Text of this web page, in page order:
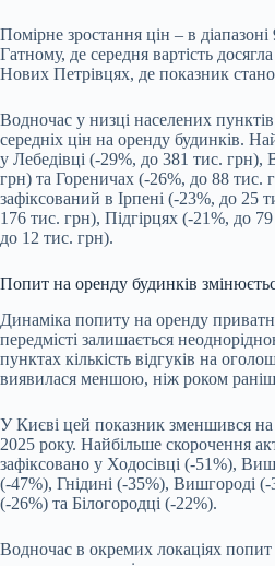
Помірне зростання цін – в
Гатному, де середня вартість
Нових Петрівцях, де показник
Водночас у низці населених
середніх цін на оренду будинків.
у Лебедівці (-29%, до 381 тис. грн),
грн) та Гореничах (-26%, до 88 тис.
зафіксований в Ірпені (-23%, до 25
176 тис. грн), Підгірцях (-21%, до
до 12 тис. грн).
Попит на оренду будинків
Динаміка попиту на оренду
передмісті залишається
пунктах кількість відгуків на
виявилася меншою, ніж роком
У Києві цей показник зменшився
2025 року. Найбільше скорочення
зафіксовано у Ходосівці (-51%),
(-47%), Гнідині (-35%), Вишгороді
(-26%) та Білогородці (-22%).
Водночас в окремих локаціях